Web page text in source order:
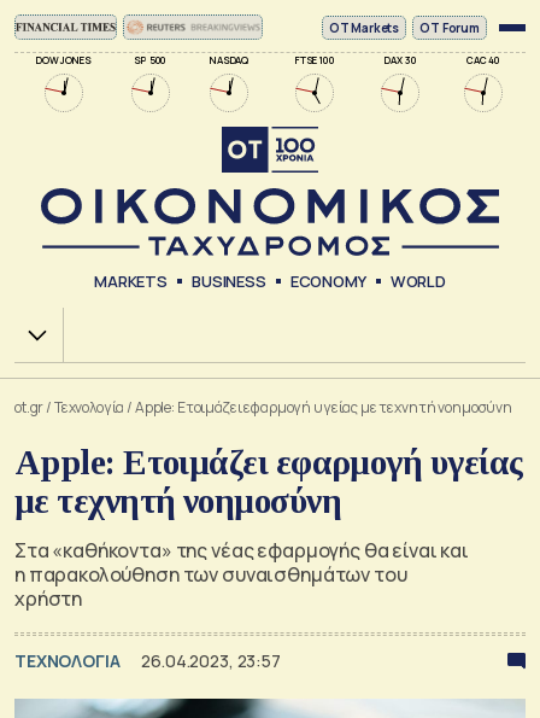
DOW JONES SP 500 NASDAQ FTSE 100 DAX 30 CAC 40
ΟΤ Markets OT Forum
MARKETS BUSINESS ECONOMY WORLD
Χ.Α.
ot.gr/Τεχνολογία /Apple: Ετοιμάζει εφαρμογή υγείας με τεχνητή νοημοσύνη
Apple: Ετοιμάζει εφαρμογή υγείας
με τεχνητή νοημοσύνη
Στα «καθήκοντα» της νέας εφαρμογής θα είναι και
η παρακολούθηση των συναισθημάτων του
χρήστη
ΤΕΧΝΟΛΟΓΙΑ 26.04.2023, 23:57